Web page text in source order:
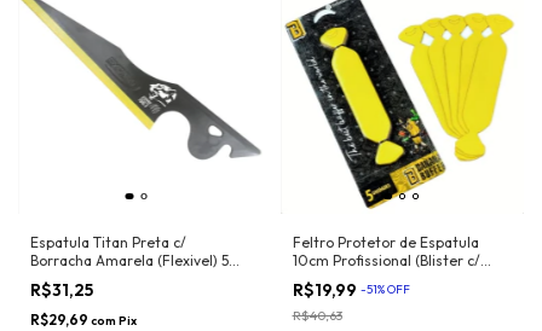
Espatula Titan Preta c/
Borracha Amarela (Flexivel) 50-
2044 Exfak
R$31,25
R$29,69 com Pix
Feltro Protetor de Espatula
10cm Profissional (Blister c/
5und) Banana Buffer
R$19,99 -51%OFF
R$40,63